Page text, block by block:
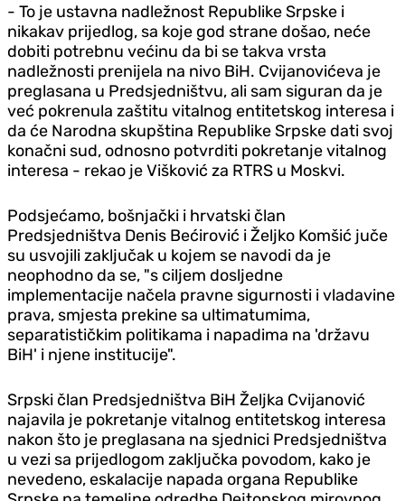
- To je ustavna nadležnost Republike Srpske i
nikakav prijedlog, sa koje god strane došao, neće
dobiti potrebnu većinu da bi se takva vrsta
nadležnosti prenijela na nivo BiH. Cvijanovićeva je
preglasana u Predsjedništvu, ali sam siguran da je
već pokrenula zaštitu vitalnog entitetskog interesa i
da će Narodna skupština Republike Srpske dati svoj
konačni sud, odnosno potvrditi pokretanje vitalnog
interesa - rekao je Višković za RTRS u Moskvi.
Podsjećamo, bošnjački i hrvatski član
Predsjedništva Denis Bećirović i Željko Komšić juče
su usvojili zaključak u kojem se navodi da je
neophodno da se, "s ciljem dosljedne
implementacije načela pravne sigurnosti i vladavine
prava, smjesta prekine sa ultimatumima,
separatističkim politikama i napadima na 'državu
BiH' i njene institucije".
Srpski član Predsjedništva BiH Željka Cvijanović
najavila je pokretanje vitalnog entitetskog interesa
nakon što je preglasana na sjednici Predsjedništva
u vezi sa prijedlogom zaključka povodom, kako je
nevedeno, eskalacije napada organa Republike